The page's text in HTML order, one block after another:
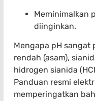
Meminimalkan
diinginkan.
Mengapa pH sangat
rendah (asam),
hidrogen sianida
Panduan resmi
memperingatkan